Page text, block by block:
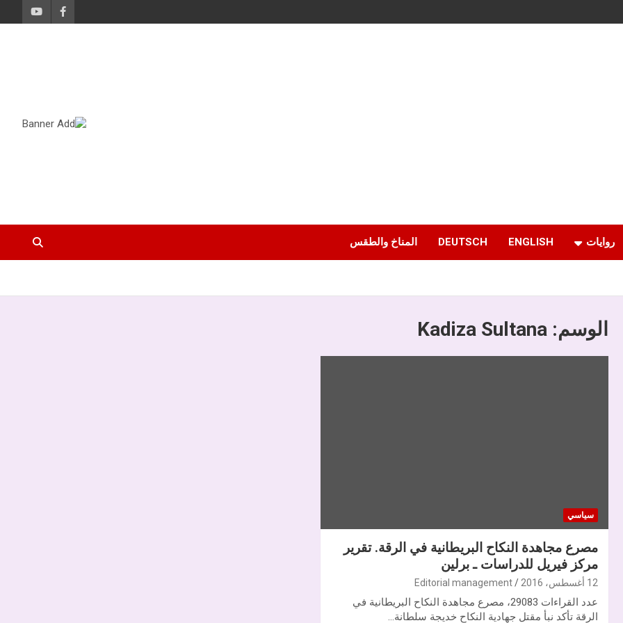
روايات ENGLISH
DEUTSCH المناخ والطقس
الوسم: Kadiza Sultana
سياسي
مصرع مجاهدة النكاح البريطانية في الرقة. تقرير
مركز فيريل للدراسات ـ برلين
12 أغسطس، 2016 Editorial management
عدد القراءات 29083، مصرع مجاهدة النكاح البريطانية في
الرقة تأكد نبأ مقتل جهادية النكاح خديجة سلطانة…